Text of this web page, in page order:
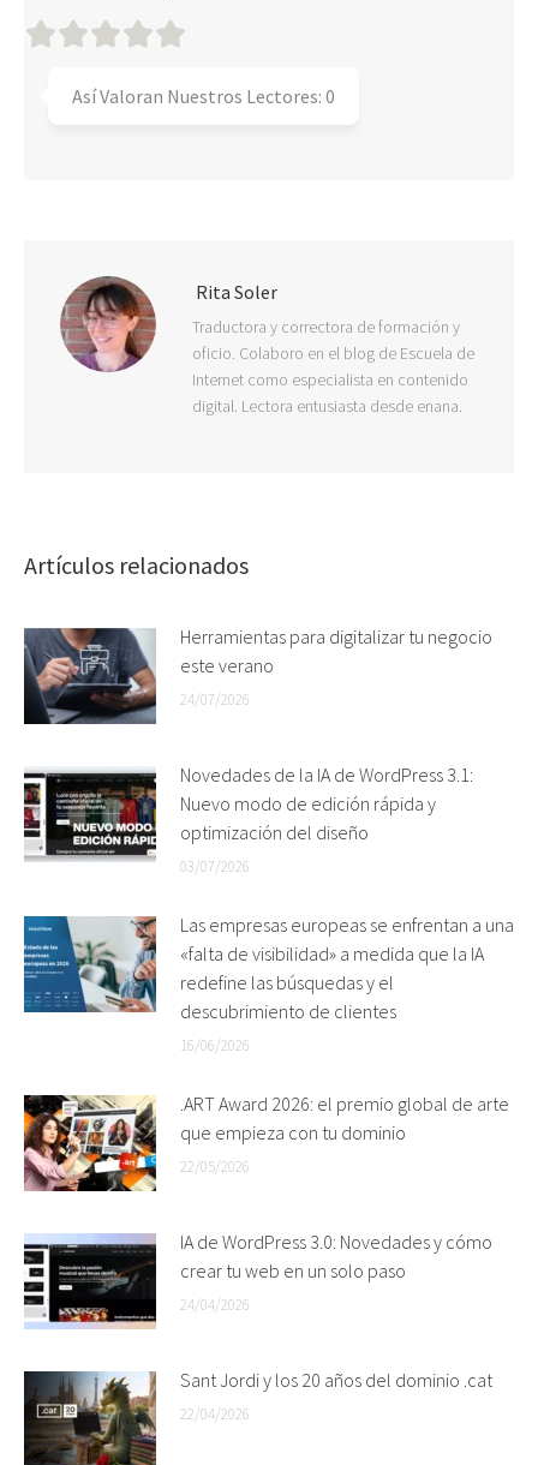
Así Valoran Nuestros Lectores: 0
Rita Soler
Traductora y correctora de formación y
oficio. Colaboro en el blog de Escuela de
Internet como especialista en contenido
digital. Lectora entusiasta desde enana.
Artículos relacionados
Herramientas para digitalizar tu negocio
este verano
24/07/2026
Novedades de la IA de WordPress 3.1:
Nuevo modo de edición rápida y
optimización del diseño
03/07/2026
Las empresas europeas se enfrentan a una
«falta de visibilidad» a medida que la IA
redefine las búsquedas y el
descubrimiento de clientes
16/06/2026
.ART Award 2026: el premio global de arte
que empieza con tu dominio
22/05/2026
IA de WordPress 3.0: Novedades y cómo
crear tu web en un solo paso
24/04/2026
Sant Jordi y los 20 años del dominio .cat
22/04/2026